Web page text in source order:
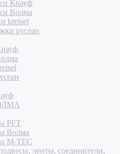
Кнауф
Волма
kreisel
русеан
PFT
Волма
M-TEC
ленты, соединители,